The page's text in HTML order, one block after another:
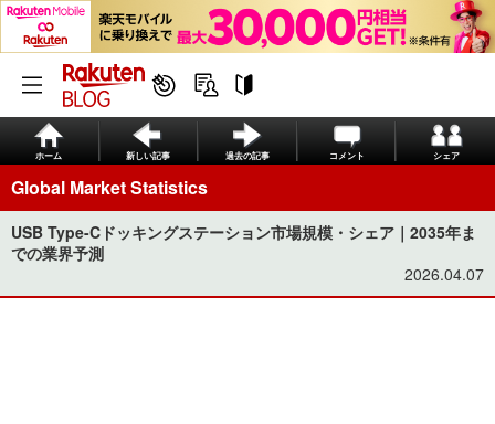
ホーム 新しい記事 過去の記事 コメント シェア
Global Market Statistics
USB Type-Cドッキングステーション市場規模・シェア｜2035年ま
での業界予測
2026.04.07